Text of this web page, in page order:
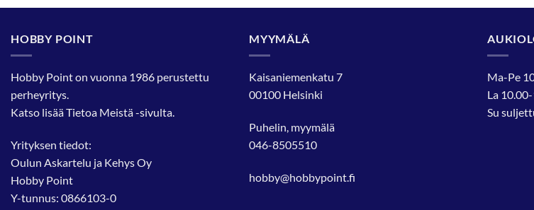
HOBBY POINT
Hobby Point on vuonna 1986 perustettu
perheyritys.
Katso lisääTietoa Meistä-sivulta.
Yrityksen tiedot:
Oulun Askartelu ja Kehys Oy
Hobby Point
Y-tunnus: 0866103-0
MYYMÄLÄ
Kaisaniemenkatu 7
00100 Helsinki
Puhelin, myymälä
046-8505510
hobby@hobbypoint.fi
Ma-Pe
La
Su